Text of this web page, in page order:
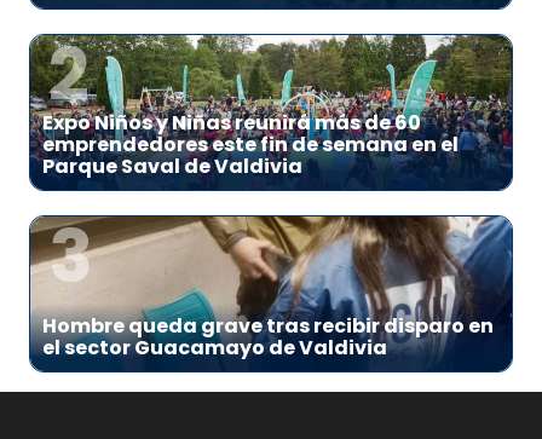
2
Expo Niños y Niñas reunirá más de 60
emprendedores este fin de semana en el
Parque Saval de Valdivia
3
Hombre queda grave tras recibir disparo en
el sector Guacamayo de Valdivia